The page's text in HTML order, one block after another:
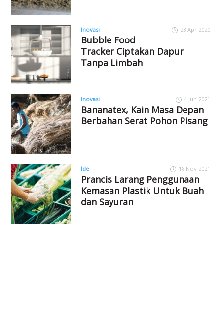
Inovasi 23 Apr 2020
Bubble Food
Tracker Ciptakan Dapur
Tanpa Limbah
Inovasi 4 Jun 2021
Bananatex, Kain Masa Depan
Berbahan Serat Pohon Pisang
Ide 18 Nov 2021
Prancis Larang Penggunaan
Kemasan Plastik Untuk Buah
dan Sayuran